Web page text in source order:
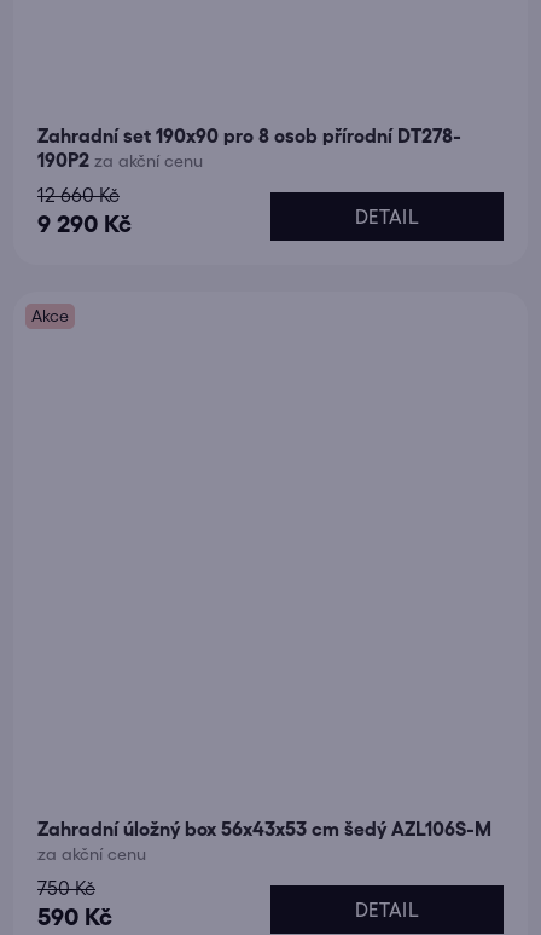
Zahradní set 190x90 pro 8 osob přírodní DT278-
190P2 za akční cenu
9 290 Kč
12 660 Kč
DETAIL
Akce
Zahradní úložný box 56x43x53 cm šedý AZL106S-M
za akční cenu
590 Kč
750 Kč
DETAIL